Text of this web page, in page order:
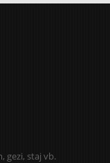
gezi, staj vb.